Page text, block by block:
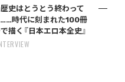
史はとうとう終わって
……時代に刻まれた100冊
描く『日本エロ本全史』